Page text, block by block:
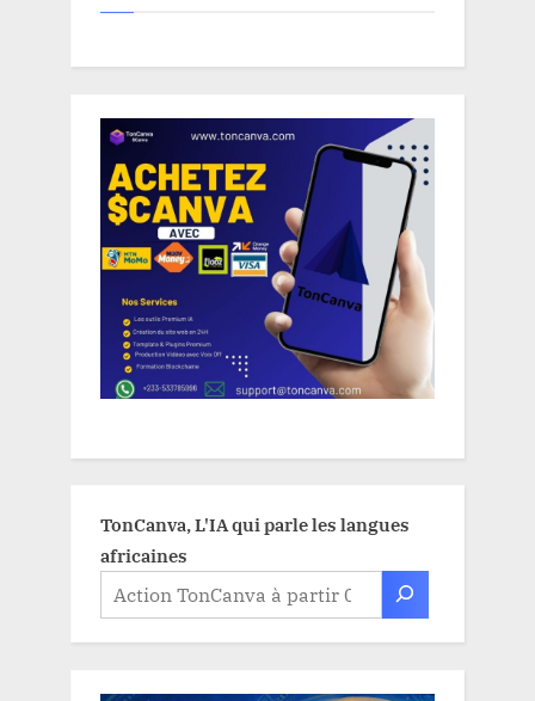
TonCanva, L'IA qui parle les langues
africaines